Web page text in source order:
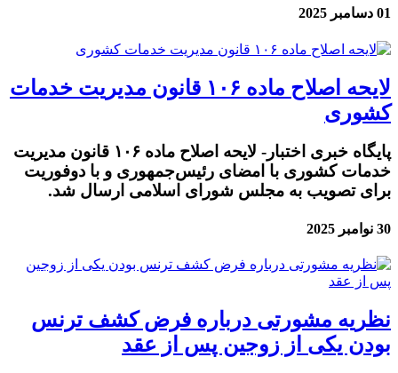
01 دسامبر 2025
لایحه اصلاح ماده ۱۰۶ قانون مدیریت خدمات
کشوری
پایگاه خبری اختبار- لایحه اصلاح ماده ۱۰۶ قانون مدیریت
خدمات کشوری با امضای رئیس‌جمهوری و با دوفوریت
برای تصویب به مجلس شورای اسلامی ارسال شد.
30 نوامبر 2025
نظریه مشورتی درباره فرض کشف ترنس
بودن یکی از زوجین پس از عقد